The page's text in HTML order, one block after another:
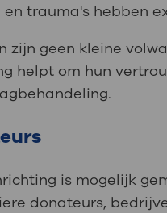
en trauma's hebben
zijn geen kleine
helpt om hun
is mogelijk
donateurs,